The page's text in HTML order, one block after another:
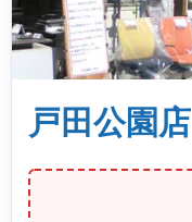
戸田公園店